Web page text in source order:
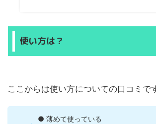
使い方は？
ここからは使い方についての口コミで
● 薄めて使っている